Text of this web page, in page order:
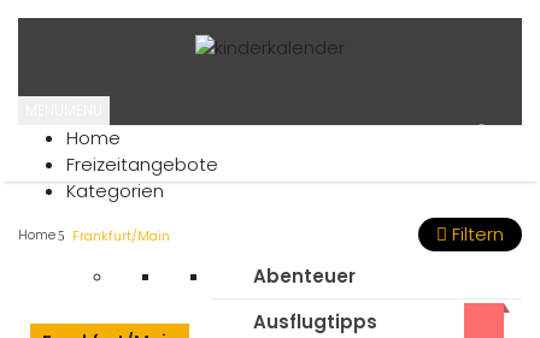
Home
Freizeitangebote
Kategorien
Abenteuer
Ausflugtipps
Home Frankfurt/Main Filtern